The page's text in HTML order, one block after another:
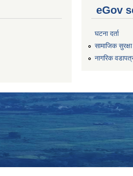
eGov
घटना दर्ता
सामाजिक सुरक्षा
नागरिक